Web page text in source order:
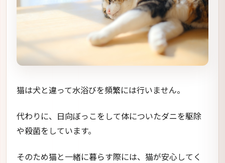
猫は犬と違って水浴びを頻繁には行いません。
代わりに、日向ぼっこをして体についたダニを駆除
や殺菌をしています。
そのため猫と一緒に暮らす際には、猫が安心してく